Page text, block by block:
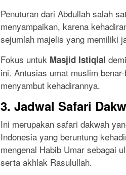
Penuturan dari Abdullah salah
menyampaikan, karena
sejumlah majelis yang memiliki
Fokus untuk Masjid Istiqlal
ini. Antusias umat muslim
menyambut kehadirannya.
3. Jadwal Safari
Ini merupakan safari dakwah
Indonesia yang beruntung
mengenal Habib Umar sebagai
serta akhlak Rasulullah.